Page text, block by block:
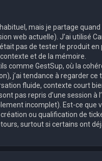
mais je partage
web actuelle). J’ai utilisé
pas de tester le produit
et de la mémoire.
comme GestSup, où la
j’ai tendance à regarder ce
fluide, contexte court
pas repris d’une session
incomplet). Est-ce que
ou qualification de
surtout si certains ont